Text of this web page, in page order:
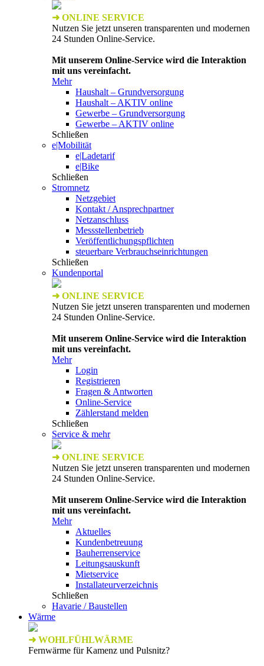
➜ ONLINE SERVICE
Nutzen Sie jetzt unseren transparenten und modernen
24 Stunden Online-Service.
Mit unserem Online-Service wird die Interaktion
mit uns vereinfacht.
Mehr
Haushalt – Grundversorgung
Haushalt – AKTIV online
Gewerbe – Grundversorgung
Gewerbe – AKTIV online
Schließen
e|Mobilität
e|Ladetarif
e|Bike
Schließen
Stromnetz
Netzgebiet
Kontakt / Ansprechpartner
Netzanschluss
Messstellenbetrieb
Veröffentlichungspflichten
steuerbare Verbrauchseinrichtungen
Schließen
Kundenportal
➜ ONLINE SERVICE
Nutzen Sie jetzt unseren transparenten und modernen
24 Stunden Online-Service.
Mit unserem Online-Service wird die Interaktion
mit uns vereinfacht.
Mehr
Login
Registrieren
Fragen & Antworten
Online-Service
Zählerstand melden
Schließen
Service & mehr
➜ ONLINE SERVICE
Nutzen Sie jetzt unseren transparenten und modernen
24 Stunden Online-Service.
Mit unserem Online-Service wird die Interaktion
mit uns vereinfacht.
Mehr
Aktuelles
Kundenbetreuung
Bauherrenservice
Leitungsauskunft
Mietservice
Installateurverzeichnis
Schließen
Havarie / Baustellen
Wärme
➜ WOHLFÜHLWÄRME
Fernwärme für Kamenz und Pulsnitz?